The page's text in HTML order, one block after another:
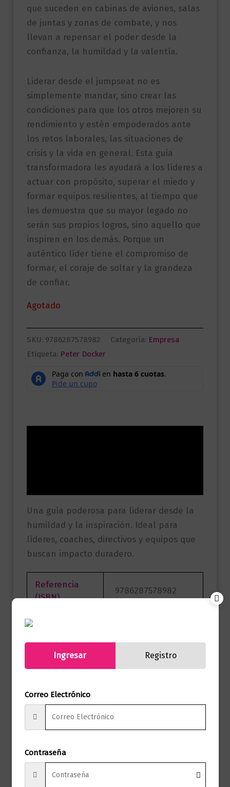
que suceden en cabinas de aviones, salas
de juntas y zonas de combate, y nos
llevan a repensar el poder desde la
confianza, la humildad y la valentía.
Liderar desde el jumpseat no es
simplemente mandar, sino crear las
condiciones para que los otros mejoren su
rendimiento y estén empoderados ante
los retos laborales, las situaciones de
crisis y la vida en general. Esta guía
transformadora les ayudará a los líderes a
actuar con propósito, superar el miedo y
formar equipos resilientes, al tiempo que
les demuestra que su mayor legado no
serán sus propios logros, sino aquello que
inspiren en los demás. Porque un
auténtico líder tiene el compromiso de
formar, el coraje de soltar y la grandeza
de confiar.
Agotado
SKU: 9786287578982 Categoría: Empresa
Etiqueta: Peter Docker
Una guía poderosa para liderar desde la
humildad y la inspiración. Ideal para
líderes, coaches, directivos y equipos que
buscan impacto duradero.
Referencia
(ISBN)
9786287578982
Autor Peter Docker
Sello
Formato
Ingresar Registro
Correo Electrónico
Contraseña